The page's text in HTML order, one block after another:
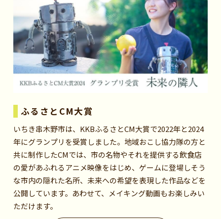
ふるさとCM大賞
いちき串木野市は、KKBふるさとCM大賞で2022年と2024
年にグランプリを受賞しました。地域おこし協力隊の方と
共に制作したCMでは、市の名物やそれを提供する飲食店
の愛があふれるアニメ映像をはじめ、ゲームに登場しそう
な市内の隠れた名所、未来への希望を表現した作品などを
公開しています。あわせて、メイキング動画もお楽しみい
ただけます。